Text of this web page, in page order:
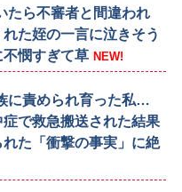
たら不審者と間違われ
た姪の一言に泣きそう
憫すぎて草 NEW!
に責められ育った私…
で救急搬送された結果
た「衝撃の事実」に絶